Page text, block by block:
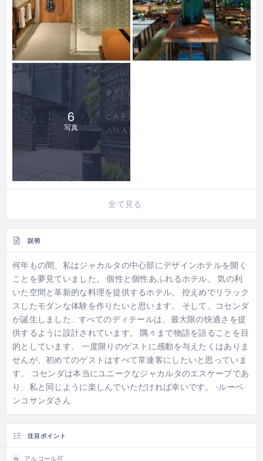
6
写真
全て見る
説明
何年もの間、私はジャカルタの中心部にデザインホテルを開く
ことを夢見ていました。 個性と個性あふれるホテル。 気の利
いた空間と革新的な料理を提供するホテル。 控えめでリラック
スしたモダンな体験を作りたいと思います。 そして、コセンダ
が誕生しました… すべてのディテールは、最大限の快適さを提
供するように設計されています。 隅々まで物語を語ることを目
的としています。 一度限りのゲストに感動を与えたくはありま
せんが、初めてのゲストはすべて常連客にしたいと思っていま
す。 コセンダは本当にユニークなジャカルタのエスケープであ
り、私と同じように楽しんでいただければ幸いです。 -ルーベ
ンコサンダさん
注目ポイント
アルコール可